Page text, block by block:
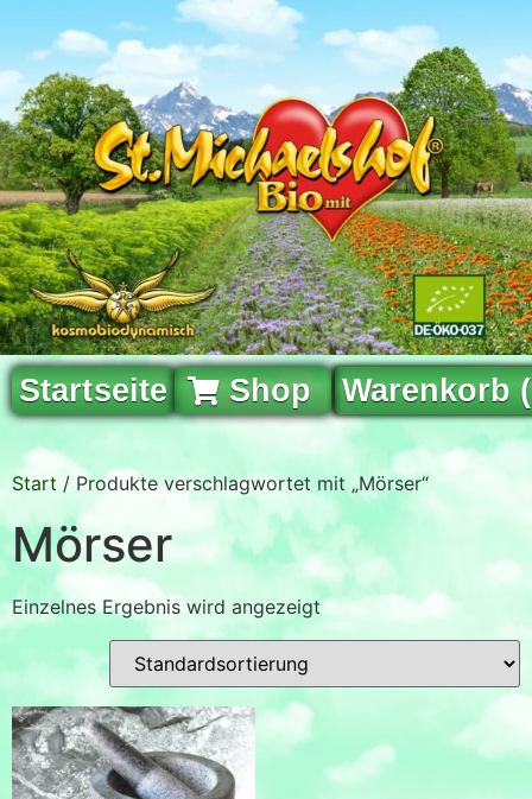
Startseite Shop Warenkorb
Start / Produkte verschlagwortet mit „Mörser“
Mörser
Einzelnes Ergebnis wird angezeigt